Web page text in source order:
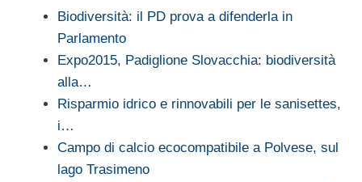
Biodiversità: il PD prova a difenderla in
Parlamento
Expo2015, Padiglione Slovacchia: biodiversità
alla…
Risparmio idrico e rinnovabili per le sanisettes,
i…
Campo di calcio ecocompatibile a Polvese, sul
lago Trasimeno